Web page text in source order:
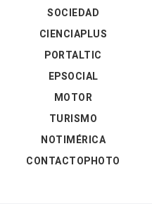
SOCIEDAD
CIENCIAPLUS
PORTALTIC
EPSOCIAL
MOTOR
TURISMO
NOTIMÉRICA
CONTACTOPHOTO